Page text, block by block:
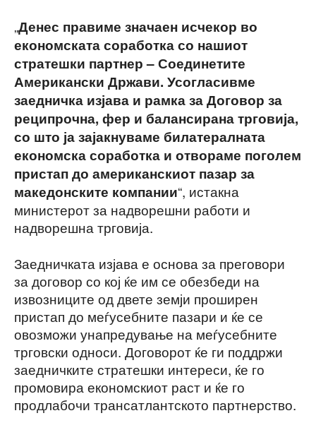
„Денес правиме значаен исчекор во
економската соработка со нашиот
стратешки партнер – Соединетите
Американски Држави. Усогласивме
заедничка изјава и рамка за Договор за
реципрочна, фер и балансирана трговија,
со што ја зајакнуваме билатералната
економска соработка и отвораме поголем
пристап до американскиот пазар за
македонските компании“, истакна
министерот за надворешни работи и
надворешна трговија.
Заедничката изјава е основа за преговори
за договор со кој ќе им се обезбеди на
извозниците од двете земји проширен
пристап до меѓусебните пазари и ќе се
овозможи унапредување на меѓусебните
трговски односи. Договорот ќе ги поддржи
заедничките стратешки интереси, ќе го
промовира економскиот раст и ќе го
продлабочи трансатлантското партнерство.